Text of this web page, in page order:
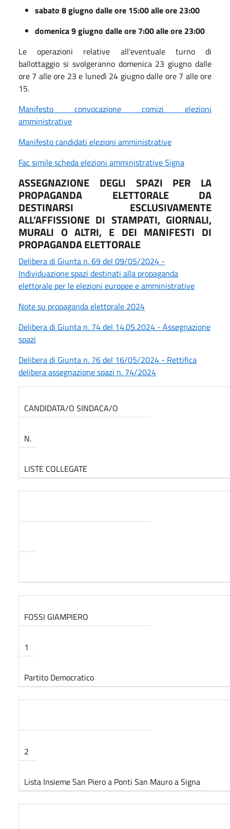
sabato 8 giugno dalle ore 15:00 alle ore 23:00
domenica 9 giugno dalle ore 7:00 alle ore 23:00
Le operazioni relative all'eventuale turno di
ballottaggio si svolgeranno domenica 23 giugno dalle
ore 7 alle ore 23 e lunedì 24 giugno dalle ore 7 alle ore
15.
Manifesto convocazione comizi elezioni
amministrative
Manifesto candidati elezioni amministrative
Fac simile scheda elezioni amministrative Signa
ASSEGNAZIONE DEGLI SPAZI PER LA
PROPAGANDA ELETTORALE DA
DESTINARSI ESCLUSIVAMENTE
ALL’AFFISSIONE DI STAMPATI, GIORNALI,
MURALI O ALTRI, E DEI MANIFESTI DI
PROPAGANDA ELETTORALE
Delibera di Giunta n. 69 del 09/05/2024 -
Individuazione spazi destinati alla propaganda
elettorale per le elezioni europee e amministrative
Note su propaganda elettorale 2024
Delibera di Giunta n. 74 del 14.05.2024 - Assegnazione
spazi
Delibera di Giunta n. 76 del 16/05/2024 - Rettifica
delibera assegnazione spazi n. 74/2024
CANDIDATA/O SINDACA/O
N.
LISTE COLLEGATE
FOSSI GIAMPIERO
1
Partito Democratico
2
Lista Insieme San Piero a Ponti San Mauro a Signa